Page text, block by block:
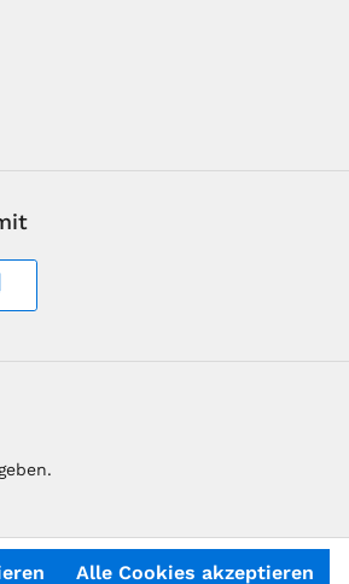
Alle Cookies akzeptieren